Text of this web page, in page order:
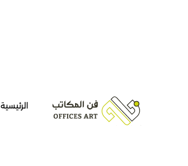
الرئيسية